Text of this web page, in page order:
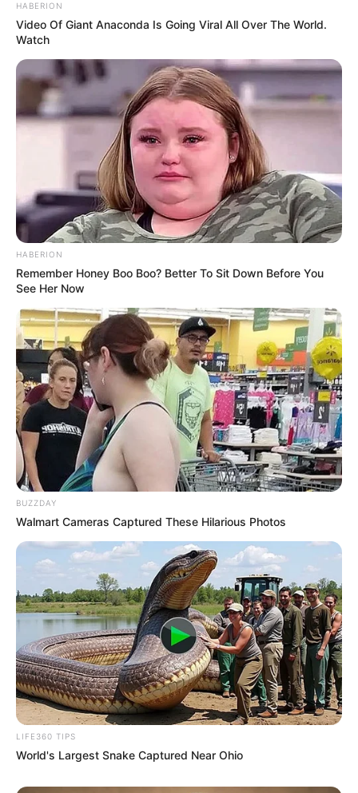
HABERION
Video Of Giant Anaconda Is Going Viral All Over The World.
Watch
HABERION
Remember Honey Boo Boo? Better To Sit Down Before You
See Her Now
BUZZDAY
Walmart Cameras Captured These Hilarious Photos
LIFE360 TIPS
World's Largest Snake Captured Near Ohio